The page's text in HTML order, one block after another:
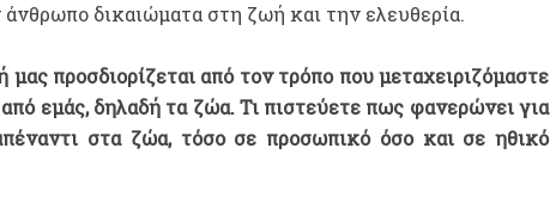
άνθρωπο δικαιώματα στη ζωή και την ελευθερία.
προσδιορίζεται από τον τρόπο που μεταχειριζόμαστε
εμάς, δηλαδή τα ζώα. Τι πιστεύετε πως φανερώνει για
στα ζώα, τόσο σε προσωπικό όσο και σε ηθικό